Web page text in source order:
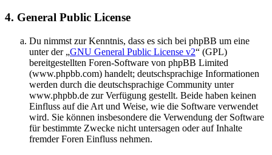
4. General Public License
Du nimmst zur Kenntnis, dass es sich bei phpBB um eine
unter der „GNU General Public License v2“ (GPL)
bereitgestellten Foren-Software von phpBB Limited
(www.phpbb.com) handelt; deutschsprachige Informationen
werden durch die deutschsprachige Community unter
www.phpbb.de zur Verfügung gestellt. Beide haben keinen
Einfluss auf die Art und Weise, wie die Software verwendet
wird. Sie können insbesondere die Verwendung der Software
für bestimmte Zwecke nicht untersagen oder auf Inhalte
fremder Foren Einfluss nehmen.